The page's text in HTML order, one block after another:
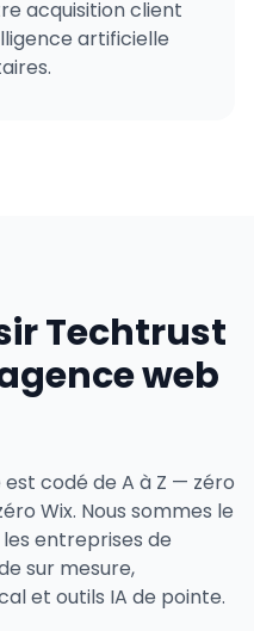
acquisition client
artificielle
Techtrust
web
codé de A à Z — zéro
Wix. Nous sommes le
entreprises de
sur mesure,
et outils IA de pointe.